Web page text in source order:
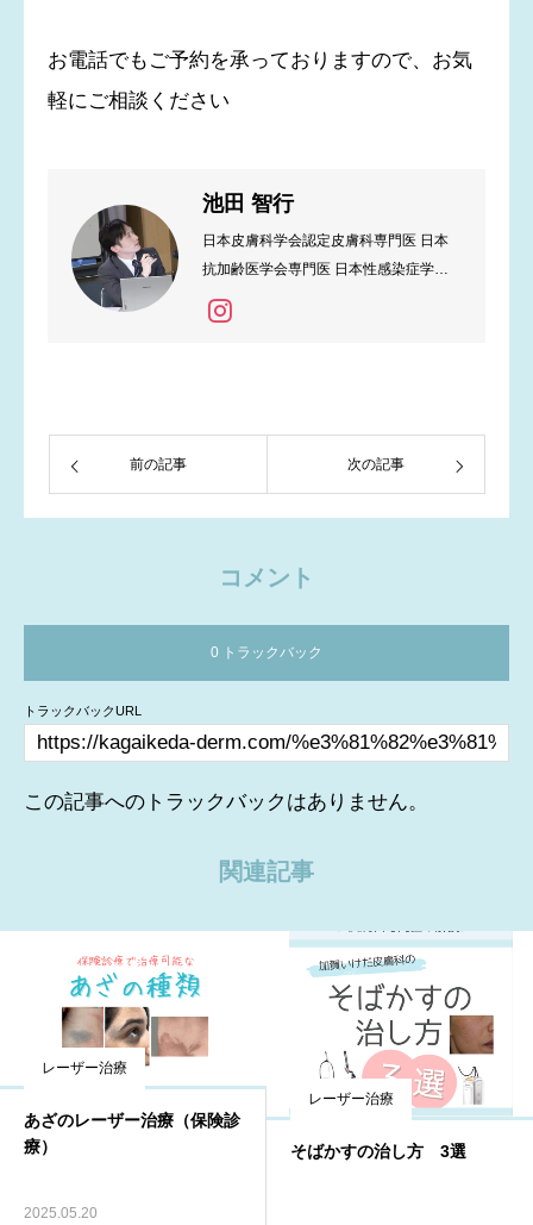
お電話でもご予約を承っておりますので、お気
軽にご相談ください
池田 智行
日本皮膚科学会認定皮膚科専門医 日本
抗加齢医学会専門医 日本性感染症学会
認定医
前の記事 次の記事
コメント
0 トラックバック
トラックバックURL
この記事へのトラックバックはありません。
関連記事
レーザー治療
あざのレーザー治療（保険診
療）
2025.05.20
レーザー治療
そばかすの治し方 3選